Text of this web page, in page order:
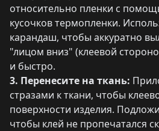
относительно пленки с
кусочков термопленки.
карандаш, чтобы аккуратно
"лицом вниз" (клеевой
и быстро.
3. Перенесите на ткань:
стразами к ткани, чтобы
поверхности изделия.
чтобы клей не пропечатался